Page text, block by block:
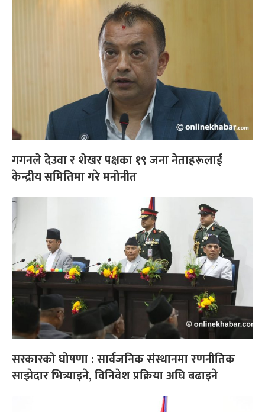
गगनले देउवा र शेखर पक्षका १९ जना नेताहरूलाई
केन्द्रीय समितिमा गरे मनोनीत
सरकारको घोषणा : सार्वजनिक संस्थानमा रणनीतिक
साझेदार भित्र्याइने, विनिवेश प्रक्रिया अघि बढाइने